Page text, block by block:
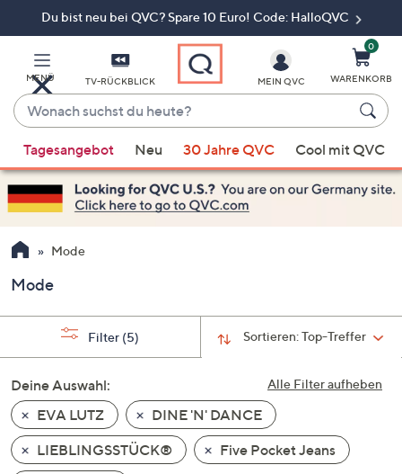
Du bist neu bei QVC? Spare 10 Euro! Code: HalloQVC
MENÜ TV-RÜCKBLICK
Wonach
suchst
du
heute?
Vorschläge
verfügbar
sind,
verwenden
Sie
Pfeiltasten
nach
und
nach
unten
oder
wischen
Sie
MEIN QVC
0
WARENKORB
Tagesangebot Neu 30 Jahre QVC Cool mit QVC
Mode
Mode
Sortieren:Top-Treffer
Filter (5)
Alle Filter aufheben
Deine Auswahl:
EVA LUTZ
DINE 'N' DANCE
LIEBLINGSSTÜCK®
Five Pocket Jeans